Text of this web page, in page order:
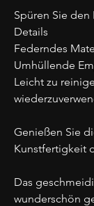
Spüren Sie
Details
Federndes
Umhüllende
Leicht zu
Genießen Sie
Kunstfertigkeit
Das
wunderschön